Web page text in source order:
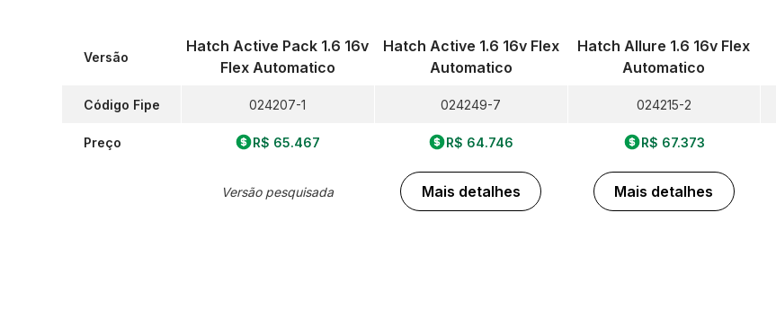
Versão
Código Fipe
Preço
Hatch Active Pack 1.6 16v
Flex Automatico
024207-1
R$ 65.467
Versão pesquisada
Hatch Active 1.6 16v Flex
Automatico
024249-7
R$ 64.746
Mais detalhes
Hatch Allure 1.6 16v Flex
Automatico
024215-2
R$ 67.373
Mais detalhes